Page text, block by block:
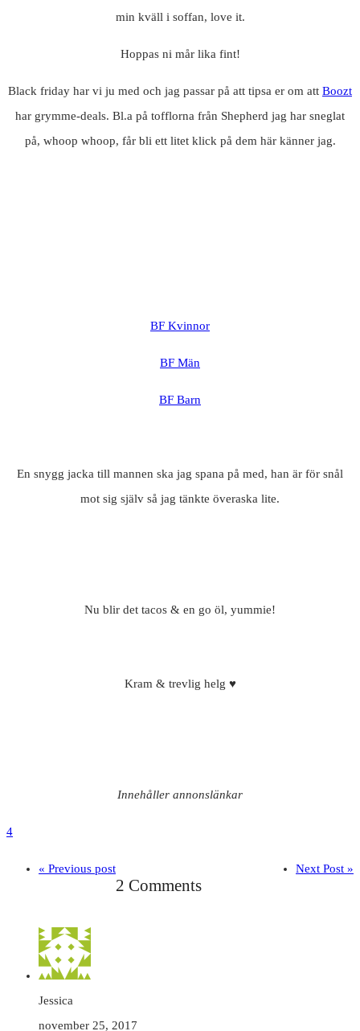
min kväll i soffan, love it.
Hoppas ni mår lika fint!
Black friday har vi ju med och jag passar på att tipsa er om att Boozt
har grymme-deals. Bl.a på tofflorna från Shepherd jag har sneglat
på, whoop whoop, får bli ett litet klick på dem här känner jag.
BF Kvinnor
BF Män
BF Barn
En snygg jacka till mannen ska jag spana på med, han är för snål
mot sig själv så jag tänkte överaska lite.
Nu blir det tacos & en go öl, yummie!
Kram & trevlig helg ♥
Innehåller annonslänkar
4
« Previous post Next Post »
2 Comments
Jessica
november 25, 2017